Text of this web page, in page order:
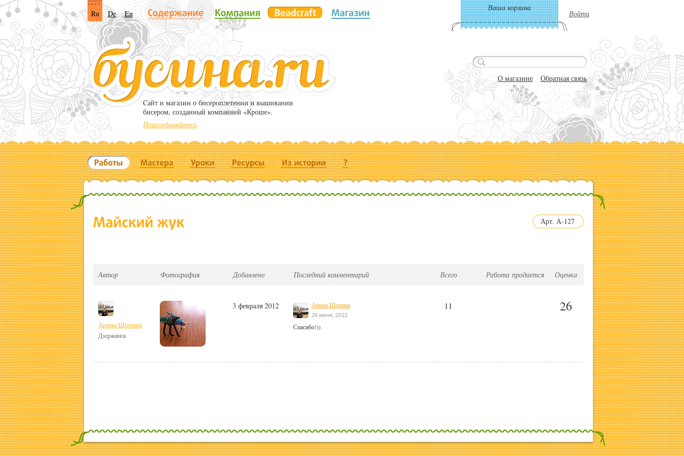
Ru De En
Ваша корзина
Войти
Cайт и магазин о бисероплетении и вышивании
бисером, созданный компанией «Кроше».
Присоединяйтесь
О магазине Обратная связь
Арт. А-127
Автор Фотография Добавлено Последний комментарий Всего Работа продается Оценка
Арина Шорина
Дзержинск
3 февраля 2012 Арина Шорина
26 июня, 2012
Спасибо!))
11 26